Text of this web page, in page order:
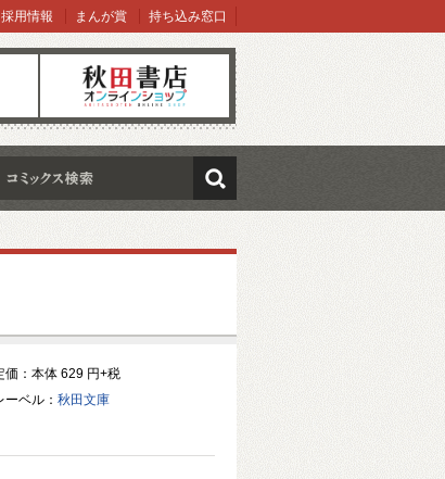
オンラインショップ
採用情報 まんが賞 持ち込み窓口
検索
価：本体 629 円+税
ーベル： 秋田文庫